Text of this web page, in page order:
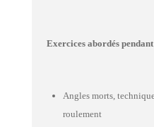
Exercices abordés
Angles morts,
roulement